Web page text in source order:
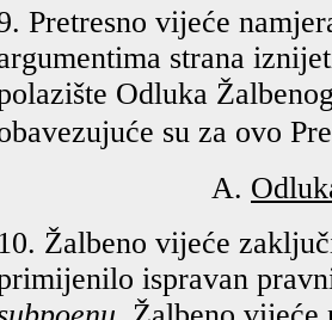
Pretresno vijeće
strana
Odluka
su za ovo
A.
10. Žalbeno vijeće
ispravan